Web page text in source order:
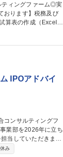
算表の作成（Excel使
IPOアドバイ
当していただきま
み